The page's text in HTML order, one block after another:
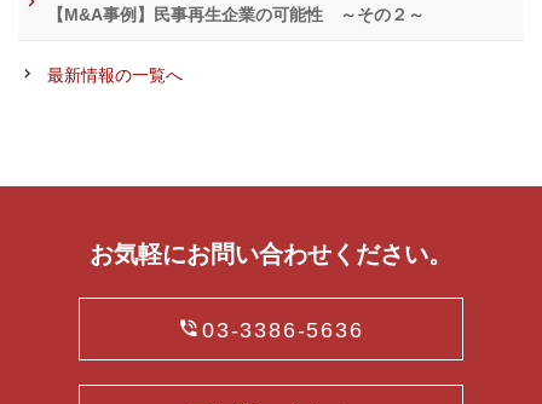
【M&A事例】民事再生企業の可能性 ～その２～
最新情報の一覧へ
お気軽にお問い合わせください。
03-3386-5636